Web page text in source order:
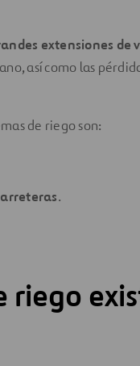
extensiones de
así como las
de riego son:
.
riego